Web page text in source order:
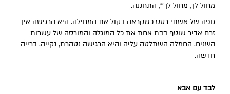
מחול לך, מחול לך'", התחננה.
גופה של אשתי רטט כשקראה בקול את המחילה. היא הרגישה איך
זרם אדיר שוטף בבת אחת את כל המוגלה והמורסה של עשרות
השנים. החמלה השתלטה עליה והיא הרגישה נטהרת, נקייה. ברייה
חדשה.
לבד עם אבא